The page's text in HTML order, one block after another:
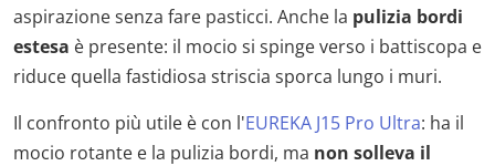
aspirazione senza fare pasticci. Anche la pulizia bordi
estesa è presente: il mocio si spinge verso i battiscopa e
riduce quella fastidiosa striscia sporca lungo i muri.
Il confronto più utile è con l'EUREKA J15 Pro Ultra: ha il
mocio rotante e la pulizia bordi, ma non solleva il